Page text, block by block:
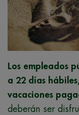
Los empleados
a 22 días
vacaciones
deberán ser